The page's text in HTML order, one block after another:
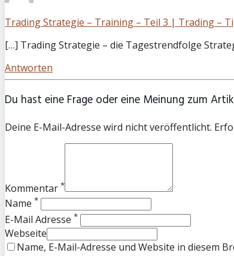
Trading Strategie – Training – Teil 3 | Trading –
[…] Trading Strategie – die Tagestrendfolge
Antworten
Du hast eine Frage oder eine Meinung zum
Deine E-Mail-Adresse wird nicht veröffentlicht.
Kommentar *
Name *
E-Mail Adresse *
Webseite
Name, E-Mail-Adresse und Website in diesem